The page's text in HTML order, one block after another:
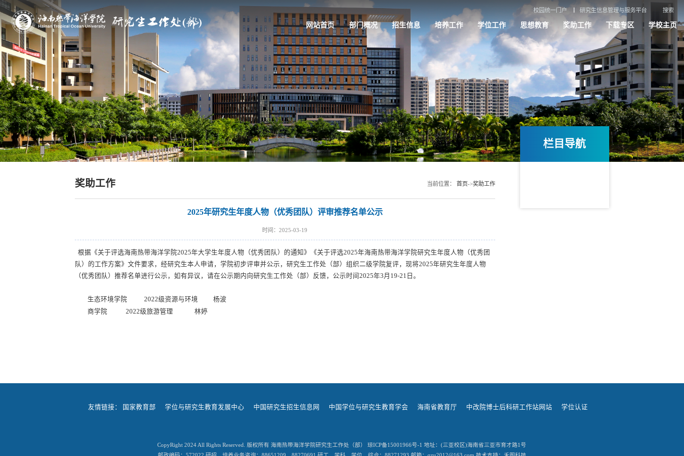
校园统一门户 研究生信息管理与服务平台 搜索
网站首页 部门概况 招生信息 培养工作 学位工作 思想教育 奖助工作 下载专区 学校主页
栏目导航
奖助工作 当前位置： 首页->奖助工作
2025年研究生年度人物（优秀团队）评审推荐名单公示
时间：2025-03-19
根据《关于评选海南热带海洋学院2025年大学生年度人物（优秀团队）的通知》《关于评选2025年海南热带海洋学院研究生年度人物（优秀团
队）的工作方案》文件要求，经研究生本人申请，学院初步评审并公示，研究生工作处（部）组织二级学院复评，现将2025年研究生年度人物
（优秀团队）推荐名单进行公示，如有异议，请在公示期内向研究生工作处（部）反馈，公示时间2025年3月19-21日。
生态环境学院 2022级资源与环境 杨波
商学院 2022级旅游管理 林婷
友情链接： 国家教育部 学位与研究生教育发展中心 中国研究生招生信息网 中国学位与研究生教育学会 海南省教育厅 中改院博士后科研工作站网站 学位认证
CopyRight 2024 All Rights Reserved. 版权所有 海南热带海洋学院研究生工作处（部） 琼ICP备15001966号-1 地址：(三亚校区)海南省三亚市育才路1号